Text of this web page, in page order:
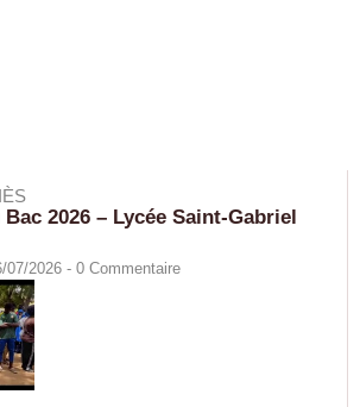
2026 – Lycée Saint-Gabriel
07/2026 - 0 Commentaire